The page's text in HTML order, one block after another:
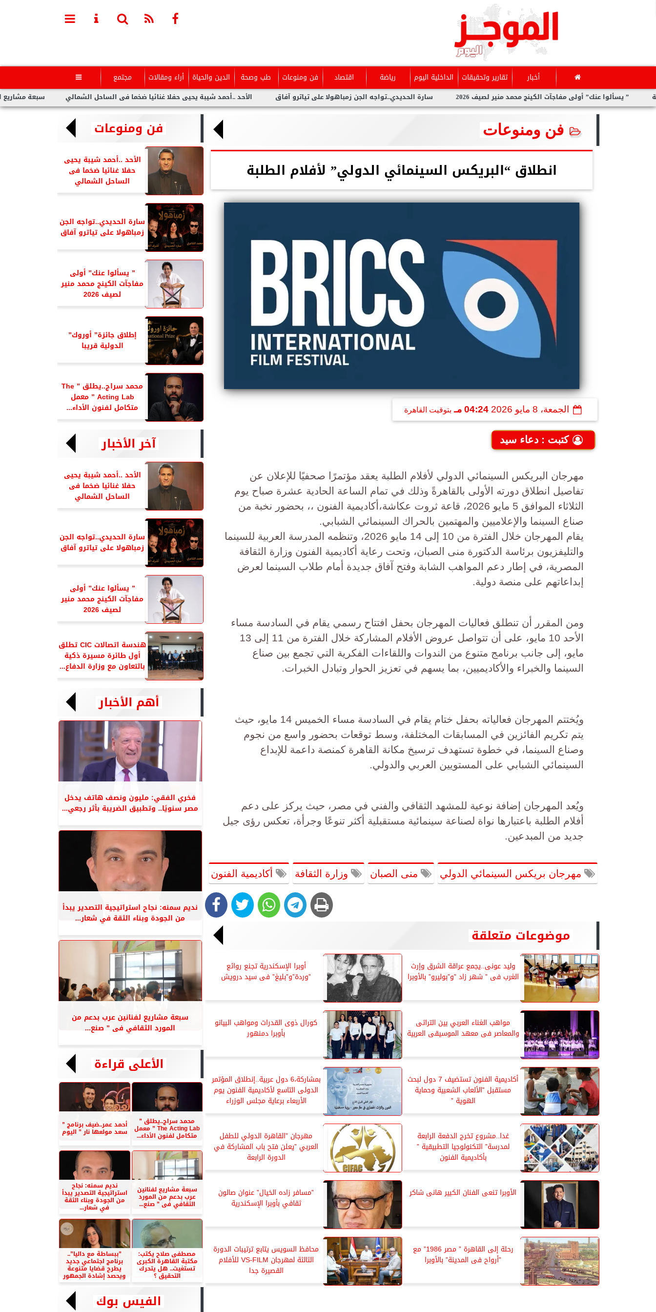
أخبار تقارير وتحقيقات الداخلية اليوم رياضة اقتصاد فن ومنوعات طب وصحة الدين والحياة أراء ومقالات مجتمع 
سبعة مشاريع لفنانين الأحد ..أحمد شيبة يحيى حفلا غنائيا ضخما فى الساحل الشمالي سارة الحديدي..تواجه الجن زمباهولا على تياترو آفاق عنك” أولى مفاجآت الكينج محمد منير لصيف 2026
فن ومنوعات
انطلاق “البريكس السينمائي الدولي” لأفلام الطلبة
الجمعة، 8 مايو 2026 04:24 مـ بتوقيت القاهرة
كتبت : دعاء سيد
مهرجان البريكس السينمائي الدولي لأفلام الطلبة يعقد مؤتمرًا صحفيًا للإعلان عن
تفاصيل انطلاق دورته الأولى بالقاهرةً وذلك في تمام الساعة الحادية عشرة صباح يوم
الثلاثاء الموافق 5 مايو 2026، قاعة ثروت عكاشة،أكاديمية الفنون ،، بحضور نخبة من
صناع السينما والإعلاميين والمهتمين بالحراك السينمائي الشبابي.
يقام المهرجان خلال الفترة من 10 إلى 14 مايو 2026، وتنظمه المدرسة العربية للسينما
والتليفزيون برئاسة الدكتورة منى الصبان، وتحت رعاية أكاديمية الفنون وزارة الثقافة
المصرية، في إطار دعم المواهب الشابة وفتح آفاق جديدة أمام طلاب السينما لعرض
إبداعاتهم على منصة دولية.
ومن المقرر أن تنطلق فعاليات المهرجان بحفل افتتاح رسمي يقام في السادسة مساء
الأحد 10 مايو، على أن تتواصل عروض الأفلام المشاركة خلال الفترة من 11 إلى 13
مايو، إلى جانب برنامج متنوع من الندوات واللقاءات الفكرية التي تجمع بين صناع
السينما والخبراء والأكاديميين، بما يسهم في تعزيز الحوار وتبادل الخبرات.
ويُختتم المهرجان فعالياته بحفل ختام يقام في السادسة مساء الخميس 14 مايو، حيث
يتم تكريم الفائزين في المسابقات المختلفة، وسط توقعات بحضور واسع من نجوم
وصناع السينما، في خطوة تستهدف ترسيخ مكانة القاهرة كمنصة داعمة للإبداع
السينمائي الشبابي على المستويين العربي والدولي.
ويُعد المهرجان إضافة نوعية للمشهد الثقافي والفني في مصر، حيث يركز على دعم
أفلام الطلبة باعتبارها نواة لصناعة سينمائية مستقبلية أكثر تنوعًا وجرأة، تعكس رؤى جيل
جديد من المبدعين.
مهرجان بريكس السينمائي الدولي منى الصبان وزارة الثقافة أكاديمية الفنون
موضوعات متعلقة
وليد عونى..يجمع عراقة الشرق وإرث
الغرب فى ” شهر زاد ”و”بوليرو” بالأوبرا
أوبرا الإسكندرية تجنع روائع
”وردة”و”بليغ” فى سيد درويش
مواهب الغناء العربي بين التراثى
والمعاصر فى معهد الموسيقى العربية
كورال ذوى القدرات ومواهب البيانو
بأوبرا دمنهور
أكاديمية الفنون تستضيف 7 دول لبحث
مستقبل ”الألعاب الشعبية وحماية
الهوية ”
بمشاركة،6 دول عربية..إنطلاق المؤتمر
الدولى التاسع لأكاديمية الفنون يوم
الأربعاء برعاية مجلس الوزراء
غدا..مشروع تخرج الدفعة الرابعة
لمدرسة” التكنولوجيا التطبيقية ”
بأكاديمية الفنون
مهرجان ”القاهرة الدولي للطفل
العربي ”يعلن فتح باب المشاركة في
الدورة الرابعة
الأوبرا تنعى الفنان الكبير هانى شاكر
”مسافر زاده الخيال” عنوان صالون
ثقافي بأوبرا الإسكندرية
رحلة إلى القاهرة ” مصر 1986” مع
”أرواح فى المدينة” بالأوبرا
محافظ السويس يتابع ترتيبات الدورة
الثالثة لمهرجان VS-FILM للأفلام
القصيرة جدا
فن ومنوعات
الأحد ..أحمد شيبة يحيى
حفلا غنائيا ضخما فى
الساحل الشمالي
سارة الحديدي..تواجه الجن
زمباهولا على تياترو آفاق
” يسألوا عنك” أولى
مفاجآت الكينج محمد منير
لصيف 2026
إطلاق جائزة” أوروك”
الدولية قريبا
محمد سراج..يطلق ” The
Acting Lab ” معمل
متكامل لفنون الأداء...
آخر الأخبار
الأحد ..أحمد شيبة يحيى
حفلا غنائيا ضخما فى
الساحل الشمالي
سارة الحديدي..تواجه الجن
زمباهولا على تياترو آفاق
” يسألوا عنك” أولى
مفاجآت الكينج محمد منير
لصيف 2026
هندسة اتصالات CIC تطلق
أول طائرة مسيرة ذكية
بالتعاون مع وزارة الدفاع...
أهم الأخبار
فخري الفقي: مليون ونصف هاتف يدخل
مصر سنويًا.. وتطبيق الضريبة بأثر رجعي...
نديم سمنه: نجاح استراتيجية التصدير يبدأ
من الجودة وبناء الثقة في شعار...
سبعة مشاريع لفنانين عرب بدعم من
المورد الثقافي فى ” صنع...
الأعلى قراءة
محمد سراج..يطلق ”
The Acting Lab ” معمل
متكامل لفنون الأداء...
أحمد عمر..ضيف برنامج ”
سعد مولعها نار ” اليوم
سبعة مشاريع لفنانين
عرب بدعم من المورد
الثقافي فى ” صنع...
نديم سمنه: نجاح
استراتيجية التصدير يبدأ
من الجودة وبناء الثقة
في شعار...
مصطفى صلاح يكتب:
مكتبة القاهرة الكبرى
تستغيث.. هل يتحرك
التحقيق ؟
”ببساطة مع داليا”..
برنامج اجتماعي جديد
يطرح قضايا متنوعة
ويحصد إشادة الجمهور
الفيس بوك